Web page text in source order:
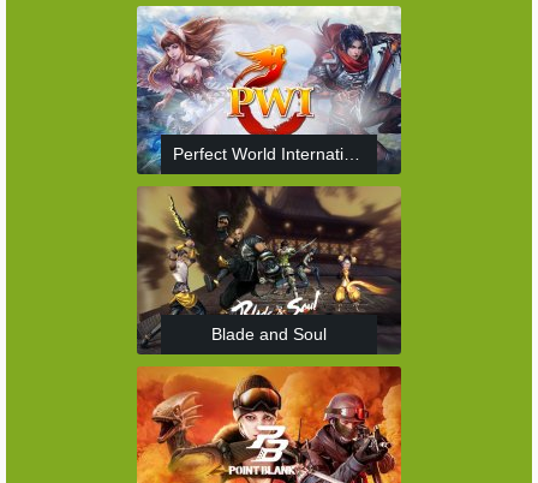
Perfect World International
Blade and Soul